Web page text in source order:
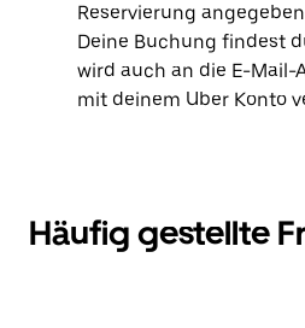
Reservierung
Deine Buchung findest
wird auch an die E-Mail-
mit deinem Uber Konto
Häufig gestellte